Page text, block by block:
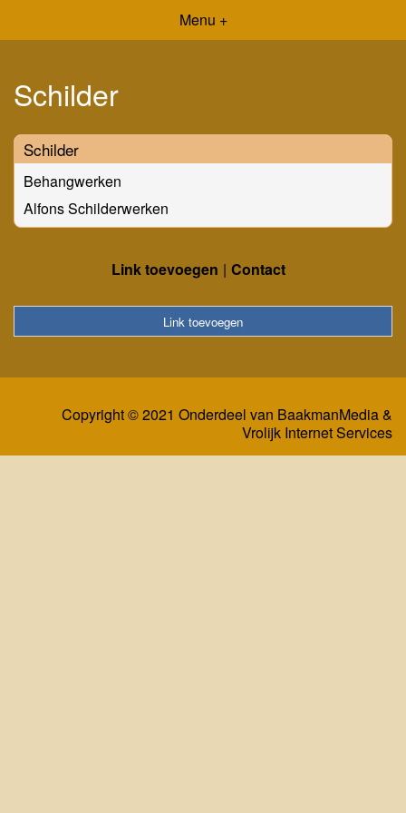
Menu +
Schilder
Schilder
Behangwerken
Alfons Schilderwerken
Link toevoegen Contact
Link toevoegen
Copyright © 2021 Onderdeel van BaakmanMedia&
Vrolijk Internet Services